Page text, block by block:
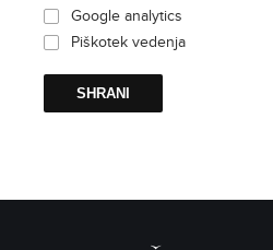
Google analytics
Piškotek vedenja
SHRANI